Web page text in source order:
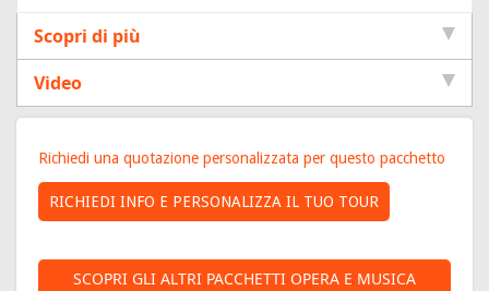
Scopri di più
Video
RICHIEDI
INFORMAZIONI
Richiedi una quotazione personalizzata per questo pacchetto
SCOPRI GLI ALTRI PACCHETTI OPERA E MUSICA